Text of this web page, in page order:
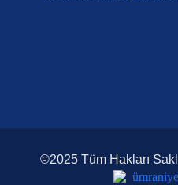
©2025 Tüm Hakları